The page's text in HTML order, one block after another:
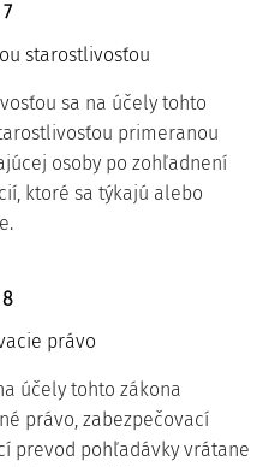
starostlivosťou
sa na účely tohto
primeranou
osoby po zohľadnení
ktoré sa týkajú alebo
právo
účely tohto zákona
právo, zabezpečovací
prevod pohľadávky vrátane